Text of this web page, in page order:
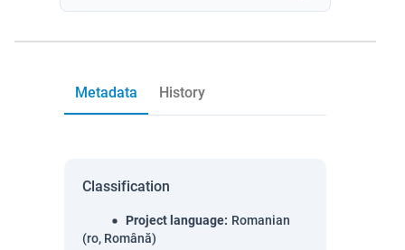
Metadata History
Classification
Project language: Romanian
(ro, Română)